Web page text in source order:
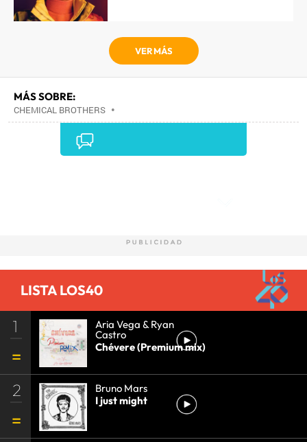
VER MÁS
MÁS SOBRE:
CHEMICAL BROTHERS •
LISTA LOS40
1 Aria Vega & Ryan
Castro
Chévere (Premium mix)
2
Bruno Mars
I just might